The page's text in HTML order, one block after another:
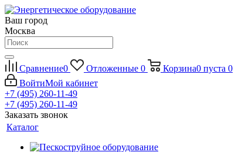
Ваш город
Москва
Сравнение0 Отложенные 0 Корзина0 пуста 0
ВойтиМой кабинет
+7 (495) 260-11-49
+7 (495) 260-11-49
Заказать звонок
Каталог